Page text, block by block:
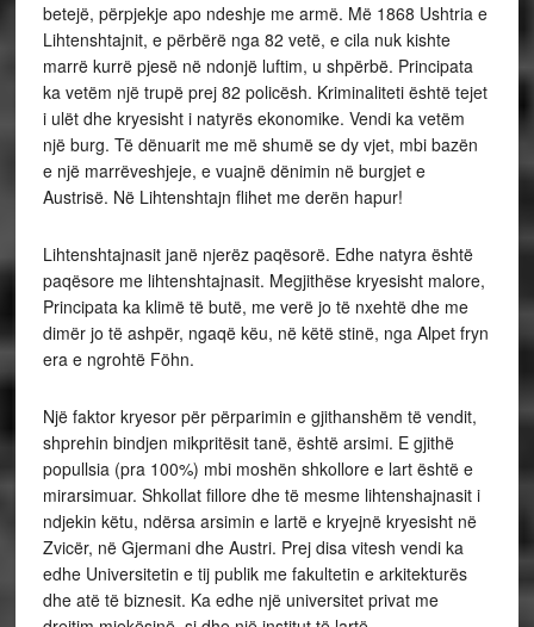
betejë, përpjekje apo ndeshje me armë. Më 1868 Ushtria e
Lihtenshtajnit, e përbërë nga 82 vetë, e cila nuk kishte
marrë kurrë pjesë në ndonjë luftim, u shpërbë. Principata
ka vetëm një trupë prej 82 policësh. Kriminaliteti është tejet
i ulët dhe kryesisht i natyrës ekonomike. Vendi ka vetëm
një burg. Të dënuarit me më shumë se dy vjet, mbi bazën
e një marrëveshjeje, e vuajnë dënimin në burgjet e
Austrisë. Në Lihtenshtajn flihet me derën hapur!
Lihtenshtajnasit janë njerëz paqësorë. Edhe natyra është
paqësore me lihtenshtajnasit. Megjithëse kryesisht malore,
Principata ka klimë të butë, me verë jo të nxehtë dhe me
dimër jo të ashpër, ngaqë këu, në këtë stinë, nga Alpet fryn
era e ngrohtë Föhn.
Një faktor kryesor për përparimin e gjithanshëm të vendit,
shprehin bindjen mikpritësit tanë, është arsimi. E gjithë
popullsia (pra 100%) mbi moshën shkollore e lart është e
mirarsimuar. Shkollat fillore dhe të mesme lihtenshajnasit i
ndjekin këtu, ndërsa arsimin e lartë e kryejnë kryesisht në
Zvicër, në Gjermani dhe Austri. Prej disa vitesh vendi ka
edhe Universitetin e tij publik me fakultetin e arkitekturës
dhe atë të biznesit. Ka edhe një universitet privat me